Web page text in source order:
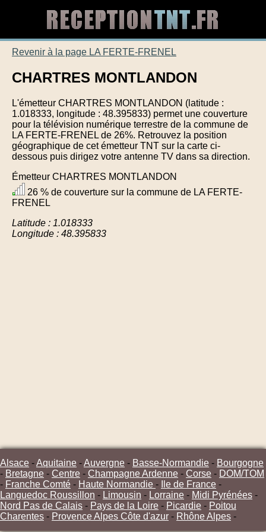
Revenir à la page LA FERTE-FRENEL
CHARTRES MONTLANDON
L'émetteur CHARTRES MONTLANDON (latitude :
1.018333, longitude : 48.395833) permet une couverture
pour la télévision numérique terrestre de la commune de
LA FERTE-FRENEL de 26%. Retrouvez la position
géographique de cet émetteur TNT sur la carte ci-
dessous puis dirigez votre antenne TV dans sa direction.
Émetteur CHARTRES MONTLANDON
26 % de couverture sur la commune de LA FERTE-
FRENEL
Latitude : 1.018333
Longitude : 48.395833
Alsace -Aquitaine -Auvergne - Basse-Normandie - Bourgogne
- Bretagne - Centre - Champagne Ardenne - Corse - DOM/TOM
- Franche Comté - Haute Normandie - Ile de France -
Languedoc Roussillon - Limousin - Lorraine - Midi Pyrénées -
Nord Pas de Calais - Pays de la Loire - Picardie - Poitou
Charentes - Provence Alpes Côte d'azur - Rhône Alpes -